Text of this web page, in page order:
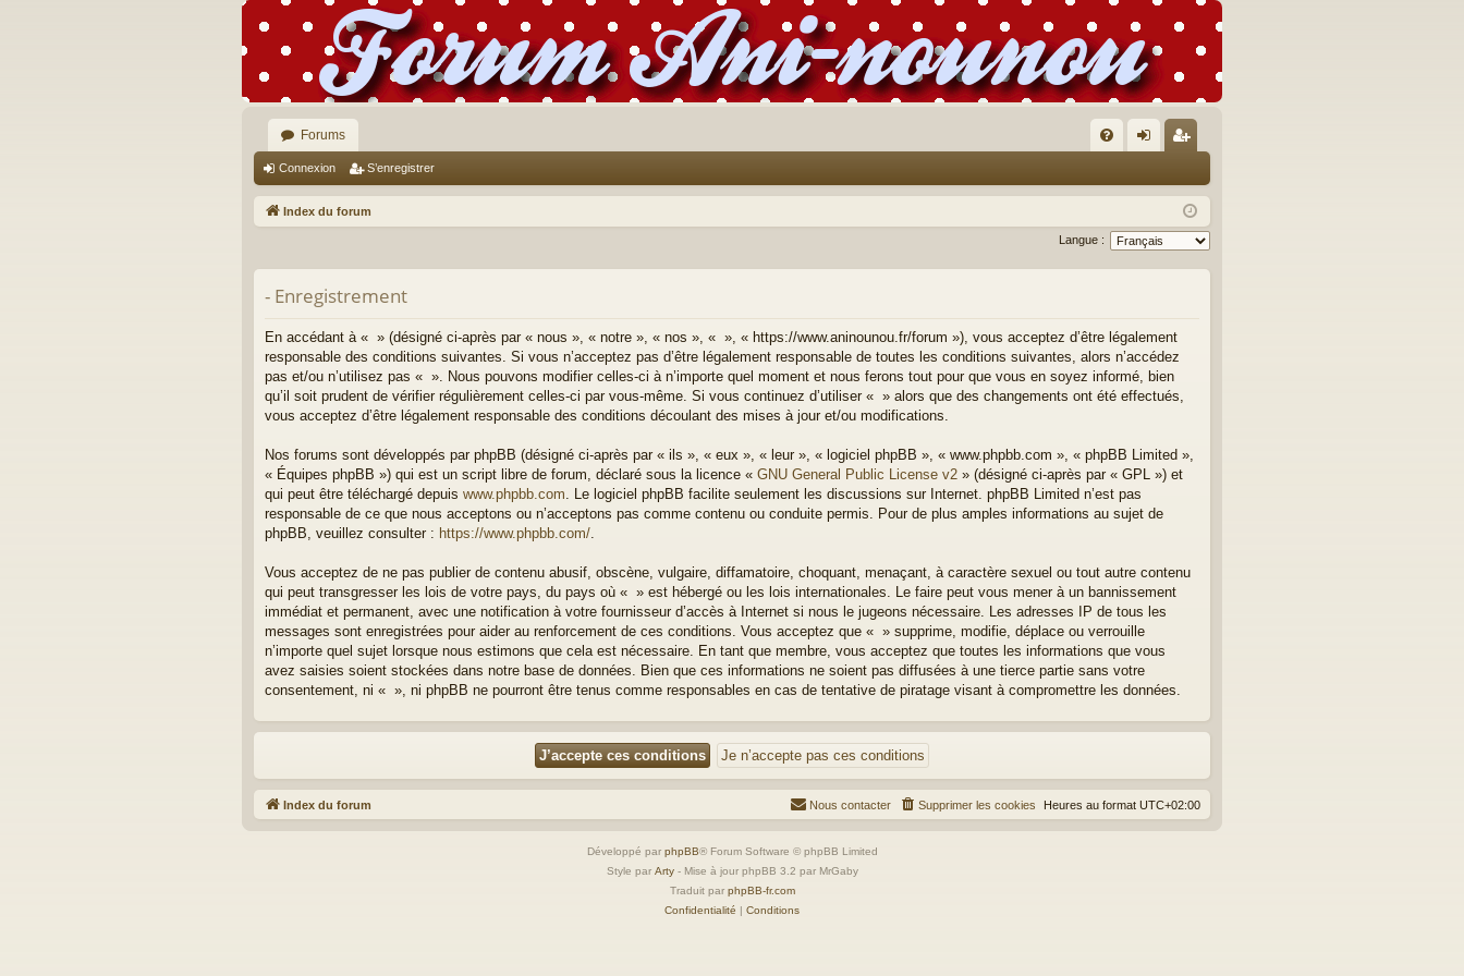
Forums
Q ne
xi
on
nr
eg
ist
Connexion S’enregistrer
Index du forum
Langue :
- Enregistrement
En accédant à « » (désigné ci-après par « nous », « notre », « nos », « », « https://www.aninounou.fr/forum »), vous acceptez d’être légalement
responsable des conditions suivantes. Si vous n’acceptez pas d’être légalement responsable de toutes les conditions suivantes, alors n’accédez
pas et/ou n’utilisez pas « ». Nous pouvons modifier celles-ci à n’importe quel moment et nous ferons tout pour que vous en soyez informé, bien
qu’il soit prudent de vérifier régulièrement celles-ci par vous-même. Si vous continuez d’utiliser « » alors que des changements ont été effectués,
vous acceptez d’être légalement responsable des conditions découlant des mises à jour et/ou modifications.
Nos forums sont développés par phpBB (désigné ci-après par « ils », « eux », « leur », « logiciel phpBB », « www.phpbb.com », « phpBB Limited »,
« Équipes phpBB ») qui est un script libre de forum, déclaré sous la licence « GNU General Public License v2 » (désigné ci-après par « GPL ») et
qui peut être téléchargé depuis www.phpbb.com. Le logiciel phpBB facilite seulement les discussions sur Internet. phpBB Limited n’est pas
responsable de ce que nous acceptons ou n’acceptons pas comme contenu ou conduite permis. Pour de plus amples informations au sujet de
phpBB, veuillez consulter : https://www.phpbb.com/.
Vous acceptez de ne pas publier de contenu abusif, obscène, vulgaire, diffamatoire, choquant, menaçant, à caractère sexuel ou tout autre contenu
qui peut transgresser les lois de votre pays, du pays où « » est hébergé ou les lois internationales. Le faire peut vous mener à un bannissement
immédiat et permanent, avec une notification à votre fournisseur d’accès à Internet si nous le jugeons nécessaire. Les adresses IP de tous les
messages sont enregistrées pour aider au renforcement de ces conditions. Vous acceptez que « » supprime, modifie, déplace ou verrouille
n’importe quel sujet lorsque nous estimons que cela est nécessaire. En tant que membre, vous acceptez que toutes les informations que vous
avez saisies soient stockées dans notre base de données. Bien que ces informations ne soient pas diffusées à une tierce partie sans votre
consentement, ni « », ni phpBB ne pourront être tenus comme responsables en cas de tentative de piratage visant à compromettre les données.
Index du forum Heures au format UTC+02:00
Supprimer les cookies
Nous contacter
Développé par phpBB® Forum Software © phpBB Limited
Style par Arty- Mise à jour phpBB 3.2 par MrGaby
Traduit par phpBB-fr.com
Confidentialité | Conditions